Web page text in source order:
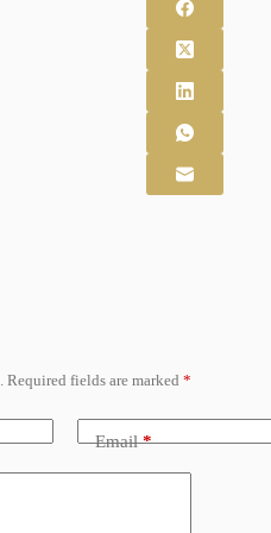
Required fields are marked *
Email*